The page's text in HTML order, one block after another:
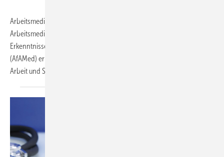
Arbeitsmedizinische Regeln (AMR) geben den Stand der
Arbeitsmedizin und sonstige gesicherte arbeitsmedizinische
Erkenntnisse wieder. Sie werden vom Ausschuss für Arbeitsmedizin
(AfAMed) ermittelt oder angepasst und vom Bundesministerium für
Arbeit und Soziales (BMAS) im